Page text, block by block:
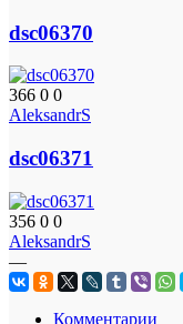
dsc06370
366 0 0
AleksandrS
dsc06371
356 0 0
AleksandrS
—
Комментарии